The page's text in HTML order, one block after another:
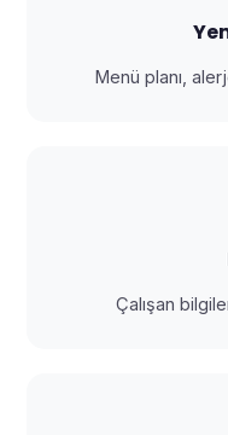
Menü planı,
Çalışan